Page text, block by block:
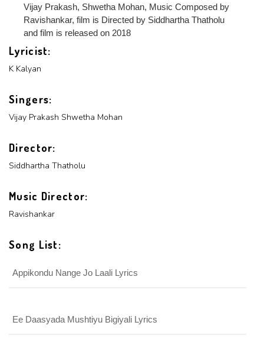
Vijay Prakash, Shwetha Mohan, Music Composed by
Ravishankar, film is Directed by Siddhartha Thatholu
and film is released on 2018
Lyricist:
K Kalyan
Singers:
Vijay Prakash Shwetha Mohan
Director:
Siddhartha Thatholu
Music Director:
Ravishankar
Song List:
Appikondu Nange Jo Laali Lyrics
Ee Daasyada Mushtiyu Bigiyali Lyrics
SUBMIT
Or Via Social
SUBMIT
SUBMIT